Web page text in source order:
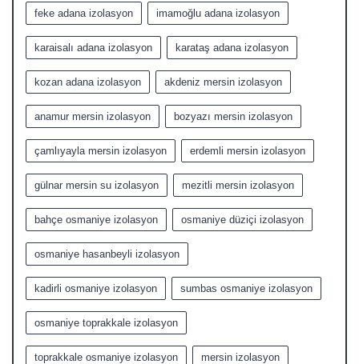
feke adana izolasyon imamoğlu adana izolasyon
karaisalı adana izolasyon karataş adana izolasyon
kozan adana izolasyon akdeniz mersin izolasyon
anamur mersin izolasyon bozyazı mersin izolasyon
çamlıyayla mersin izolasyon erdemli mersin izolasyon
gülnar mersin su izolasyon mezitli mersin izolasyon
bahçe osmaniye izolasyon osmaniye düziçi izolasyon
osmaniye hasanbeyli izolasyon
kadirli osmaniye izolasyon sumbas osmaniye izolasyon
osmaniye toprakkale izolasyon
toprakkale osmaniye izolasyon mersin izolasyon